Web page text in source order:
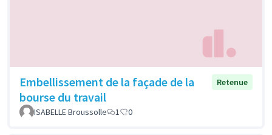
Embellissement de la façade de la
bourse du travail
Retenue
ISABELLE Broussolle 1 0